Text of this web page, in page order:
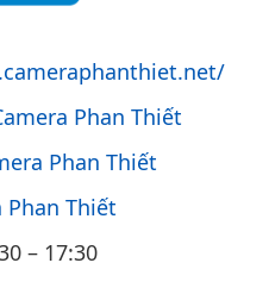
Phan Thiết
Phan Thiết
Phan Thiết
– 17:30